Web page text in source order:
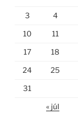
3 4
10 11
17 18
24 25
31
« júl